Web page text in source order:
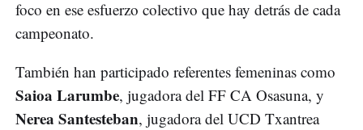
foco en ese esfuerzo colectivo que hay detrás de cada
campeonato.
También han participado referentes femeninas como
Saioa Larumbe, jugadora del FF CA Osasuna, y
Nerea Santesteban, jugadora del UCD Txantrea